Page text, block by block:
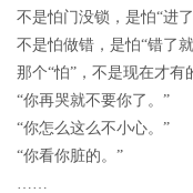
不是怕门没锁，是怕“进
不是怕做错，是怕“错了就
那个“怕”，不是现在才有
“你再哭就不要你了。”
“你怎么这么不小心。”
“你看你脏的。”
……